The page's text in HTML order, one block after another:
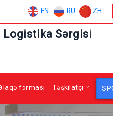
EN RU ZH
Logistika Sərgisi
forması Təşkilatçı